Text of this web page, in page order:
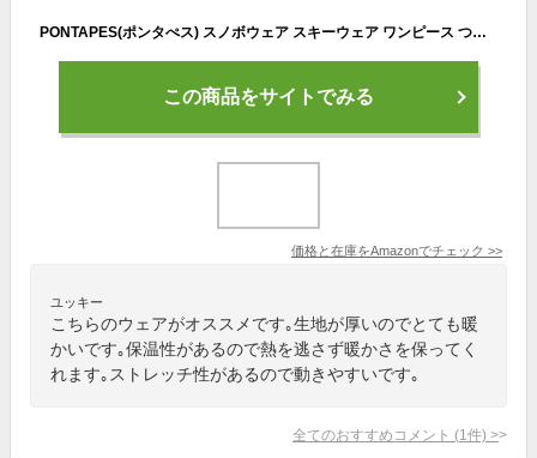
PONTAPES(ポンタぺス) スノボウェア スキーウェア ワンピース つなぎ 全5色 メンズ レディース 5サイズ POW-334ブラック Sサイズ スノーウェア スノボウェア ウエア 21-22 滑雪服
この商品をサイトでみる
価格と在庫をAmazonでチェック >>
ユッキー
こちらのウェアがオススメです｡生地が厚いのでとても暖
かいです｡保温性があるので熱を逃さず暖かさを保ってく
れます｡ストレッチ性があるので動きやすいです｡
全てのおすすめコメント (1 件) >